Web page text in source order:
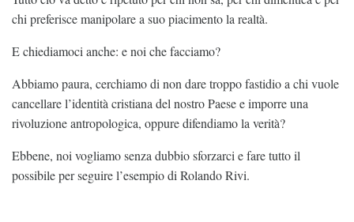
chi preferisce manipolare a suo piacimento la realtà.
E chiediamoci anche: e noi che facciamo?
Abbiamo paura, cerchiamo di non dare troppo fastidio a chi vuole
cancellare l’identità cristiana del nostro Paese e imporre una
rivoluzione antropologica, oppure difendiamo la verità?
Ebbene, noi vogliamo senza dubbio sforzarci e fare tutto il
possibile per seguire l’esempio di Rolando Rivi.